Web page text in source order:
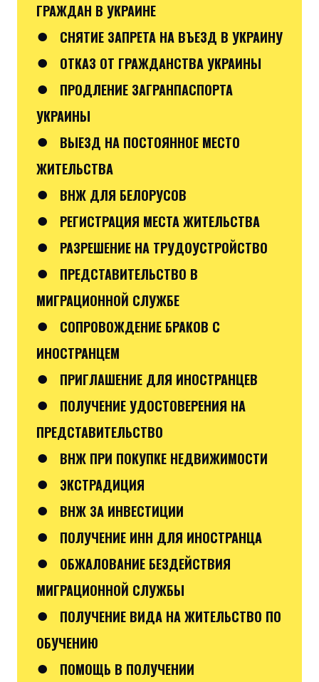
ГРАЖДАН В УКРАИНЕ
● СНЯТИЕ ЗАПРЕТА НА ВЪЕЗД В УКРАИНУ
● ОТКАЗ ОТ ГРАЖДАНСТВА УКРАИНЫ
●
ПРОДЛЕНИЕ ЗАГРАНПАСПОРТА
УКРАИНЫ
●
ВЫЕЗД НА ПОСТОЯННОЕ МЕСТО
ЖИТЕЛЬСТВА
● ВНЖ ДЛЯ БЕЛОРУСОВ
● РЕГИСТРАЦИЯ МЕСТА ЖИТЕЛЬСТВА
● РАЗРЕШЕНИЕ НА ТРУДОУСТРОЙСТВО
●
ПРЕДСТАВИТЕЛЬСТВО В
МИГРАЦИОННОЙ СЛУЖБЕ
●
СОПРОВОЖДЕНИЕ БРАКОВ С
ИНОСТРАНЦЕМ
● ПРИГЛАШЕНИЕ ДЛЯ ИНОСТРАНЦЕВ
●
ПОЛУЧЕНИЕ УДОСТОВЕРЕНИЯ НА
ПРЕДСТАВИТЕЛЬСТВО
● ВНЖ ПРИ ПОКУПКЕ НЕДВИЖИМОСТИ
● ЭКСТРАДИЦИЯ
● ВНЖ ЗА ИНВЕСТИЦИИ
● ПОЛУЧЕНИЕ ИНН ДЛЯ ИНОСТРАНЦА
●
ОБЖАЛОВАНИЕ БЕЗДЕЙСТВИЯ
МИГРАЦИОННОЙ СЛУЖБЫ
●
ПОЛУЧЕНИЕ ВИДА НА ЖИТЕЛЬСТВО ПО
ОБУЧЕНИЮ
● ПОМОЩЬ В ПОЛУЧЕНИИ